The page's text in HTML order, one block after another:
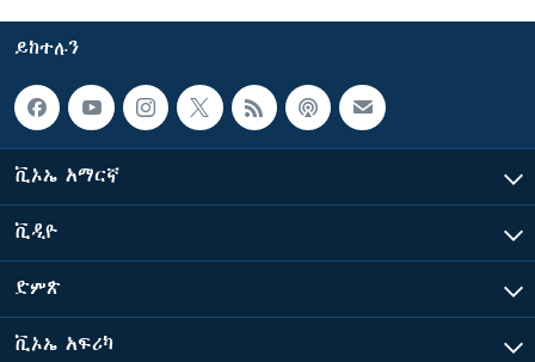
ይከተሉን
ቪኦኤ አማርኛ
ቪዲዮ
ድምጽ
ቪኦኤ አፍሪካ